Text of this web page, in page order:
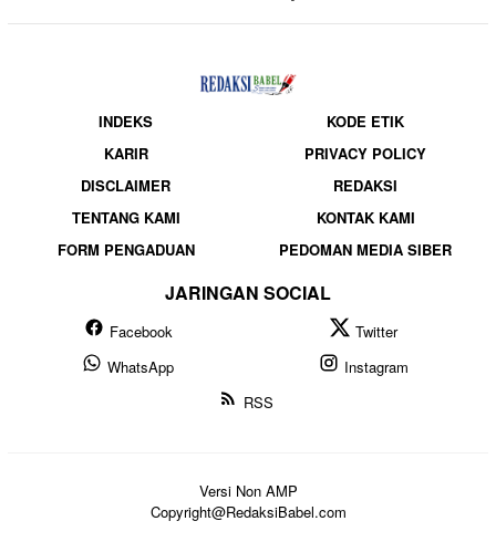
INDEKS
KODE ETIK
KARIR
PRIVACY POLICY
DISCLAIMER
REDAKSI
TENTANG KAMI
KONTAK KAMI
FORM PENGADUAN
PEDOMAN MEDIA SIBER
JARINGAN SOCIAL
Facebook
Twitter
WhatsApp
Instagram
RSS
Versi Non AMP
Copyright@RedaksiBabel.com